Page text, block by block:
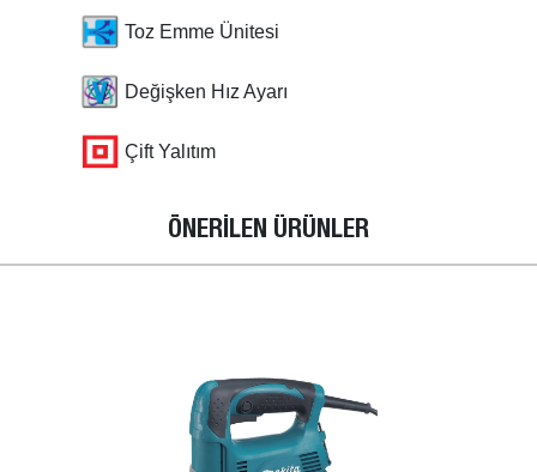
Toz Emme Ünitesi
Değişken Hız Ayarı
Çift Yalıtım
ÖNERİLEN ÜRÜNLER